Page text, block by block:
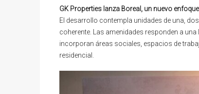
GK Properties lanza Boreal, un nuevo
El desarrollo contempla unidades de una,
coherente. Las amenidades responden a
incorporan áreas sociales, espacios de
residencial.